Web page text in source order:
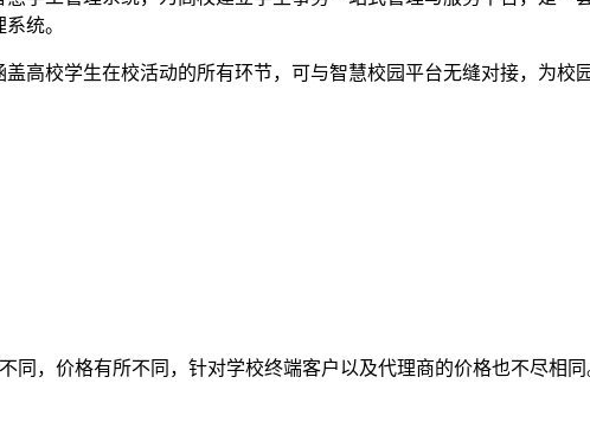
统。
高校学生在校活动的所有环节，可与智慧校园平台无缝对接，为校
，价格有所不同，针对学校终端客户以及代理商的价格也不尽相同